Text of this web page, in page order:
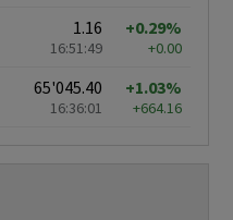
1.16
16:51:49
+0.29%
+0.00
65'045.40
16:36:01
+1.03%
+664.16